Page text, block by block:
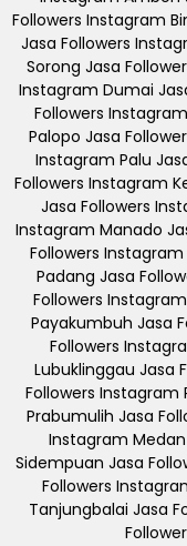
Followers Instagram
Jasa Followers
Sorong Jasa
Instagram Dumai
Followers
Palopo Jasa
Instagram Palu
Followers Instagram
Jasa Followers
Instagram Manado
Followers
Padang Jasa
Followers
Payakumbuh Jasa
Followers
Lubuklinggau Jasa
Followers Instagram
Prabumulih Jasa
Instagram
Sidempuan Jasa
Followers
Tanjungbalai Jasa